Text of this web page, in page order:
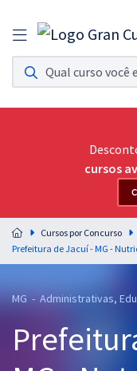
Assinatura
Acesso a todos os cursos.
Assinatura OAB
Acesso ilimitado a toda
Residências
Preparação completa e
residências em saúde do
Cursos 20% OFF
cursos
Cursos por Concurso
Prefeitura de Jacuí - MG -
MG - Administrativas,